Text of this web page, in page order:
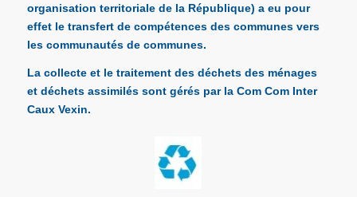
organisation territoriale de la République) a eu pour
effet le transfert de compétences des communes vers
les communautés de communes.
La collecte et le traitement des déchets des ménages
et déchets assimilés sont gérés par la Com Com Inter
Caux Vexin.